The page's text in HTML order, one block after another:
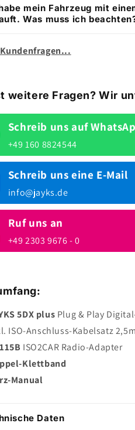
mein Fahrzeug mit
Was muss ich
weitere Fragen? Wir
Schreib uns auf
+49 160 8824544
Schreib uns eine E-Mail
info@jayks.de
Ruf uns an
+49 2303 9676 - 0
5DX plus Plug & Play
ISO-Anschluss-Kabelsatz 2,5m
ISO2CAR Radio-Adapter
Klettband
Manual
Daten